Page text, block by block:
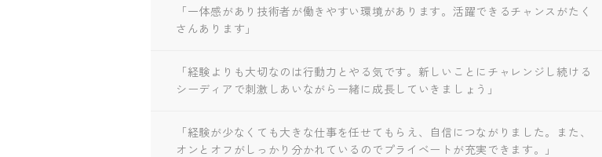
「一体感があり技術者が働きやすい環境があります。活躍できるチャンスがたく
さんあります」
「経験よりも大切なのは行動力とやる気です。新しいことにチャレンジし続ける
シーディアで刺激しあいながら一緒に成長していきましょう」
「経験が少なくても大きな仕事を任せてもらえ、自信につながりました。また、
オンとオフがしっかり分かれているのでプライベートが充実できます。」